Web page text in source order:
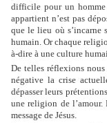
difficile pour un
appartient n’est pas
que le lieu où s’incarne
humain. Or chaque
à-dire à une culture
De telles réflexions nous
négative la crise
dépasser leurs
une religion de
message de Jésus.